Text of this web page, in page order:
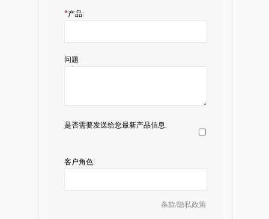
*产品:
问题
是否需要发送给您最新产品信息.
客户角色:
条款/隐私政策